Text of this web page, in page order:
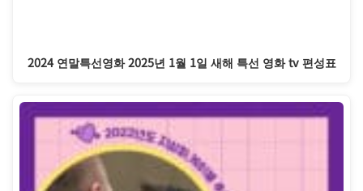
2024 연말특선영화 2025년 1월 1일 새해 특선 영화 tv 편성표